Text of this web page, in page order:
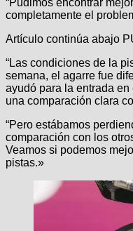
completamente el
Artículo continúa abajo
“Las condiciones de la
semana, el agarre fue
ayudó para la entrada
una comparación clara
“Pero estábamos
comparación con los
Veamos si podemos
pistas.»